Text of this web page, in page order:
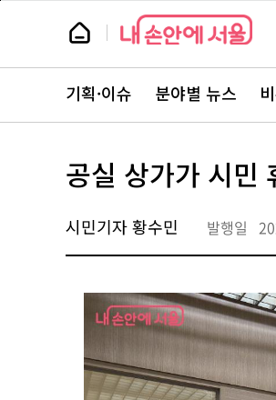
본
뉴
스
뉴
스
주
서
바
로
기획·이슈 분야별 뉴스
공실 상가가 시민
시민기자 황수민 발행일
페